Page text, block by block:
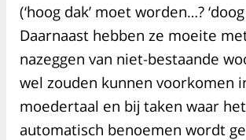
(‘hoog dak’ moet worden…? ‘doog
Daarnaast hebben ze moeite
nazeggen van niet-bestaande
wel zouden kunnen voorkomen
moedertaal en bij taken waar
automatisch benoemen wordt